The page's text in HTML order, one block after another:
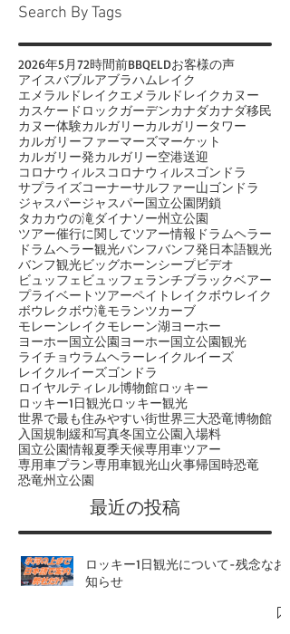
Search By Tags
2026年5月72時間前BBQELD お客様の声
アイスバブル アブラハムレイク
エメラルドレイクエメラルドレイクカヌー
カスケードロックガーデンカナダ カナダ移民
カヌー体験カルガリー カルガリータワー
カルガリーファーマーズマーケット
カルガリー発カルガリー空港送迎
コロナウィルスコロナウィルス ゴンドラ
サプライズコーナーサルファー山ゴンドラ
ジャスパージャスパー国立公園閉鎖
タカカウの滝ダイナソー州立公園
ツアー催行に関してツアー情報ドラムヘラー
ドラムヘラー観光バンフ バンフ発日本語観光
バンフ観光 ビッグホーンシープビデオ
ビュッフェビュッフェランチブラックベアー
プライベートツアーペイトレイクボウレイク
ボウレクボウ滝モランツカーブ
モレーンレイクモレーン湖ヨーホー
ヨーホー国立公園ヨーホー国立公園観光
ライチョウ ラムヘラーレイクルイーズ
レイクルイーズゴンドラ
ロイヤルティレル博物館ロッキー
ロッキー1日観光ロッキー観光
世界で最も住みやすい街世界三大恐竜博物館
入国規制緩和写真冬国立公園入場料
国立公園情報
専用車プラン専用車観光山火事
恐竜州立公園
​最近の投稿